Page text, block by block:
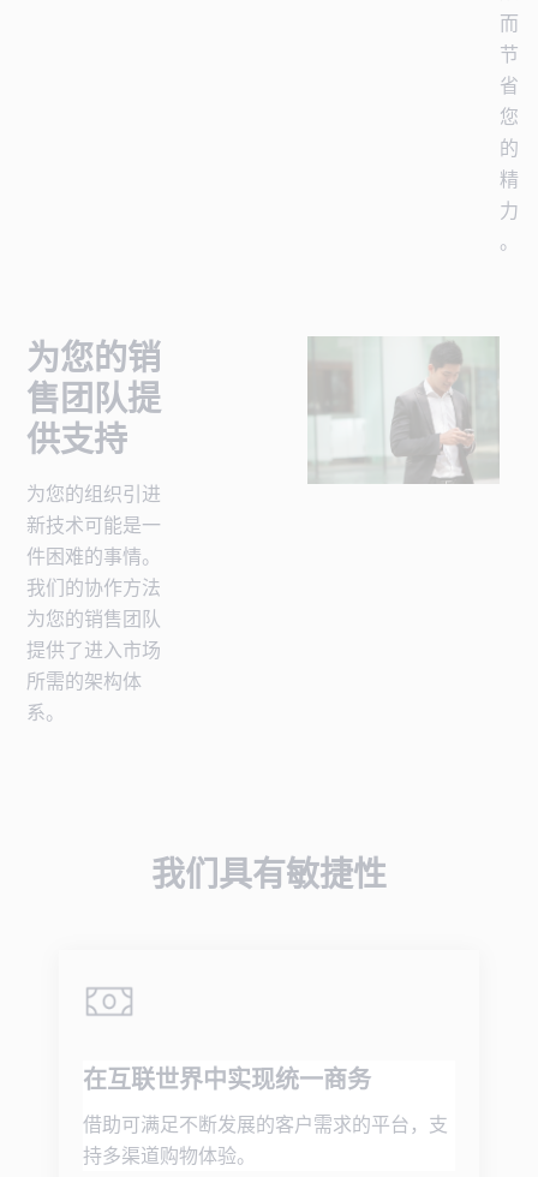
而
节
省
您
的
精
力
。
为您的销
售团队提
供支持
为您的组织引进
新技术可能是一
件困难的事情。
我们的协作方法
为您的销售团队
提供了进入市场
所需的架构体
系。
我们具有敏捷性
在互联世界中实现统一商务
借助可满足不断发展的客户需求的平台，支
持多渠道购物体验。